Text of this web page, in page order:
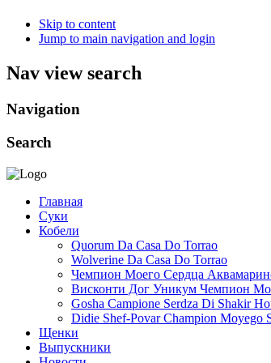
Skip to content
Jump to main navigation and login
Nav view search
Navigation
Search
Главная
Суки
Кобели
Quorum Da Casa Do Torrao
Wolverine Da Casa Do Torrao
Чемпион Моего Сердца
Висконти Дог Уникум Чемпион
Gosha Campione Serdza Di Shakir
Didie Shef-Povar Champion Moyego
Щенки
Выпускники